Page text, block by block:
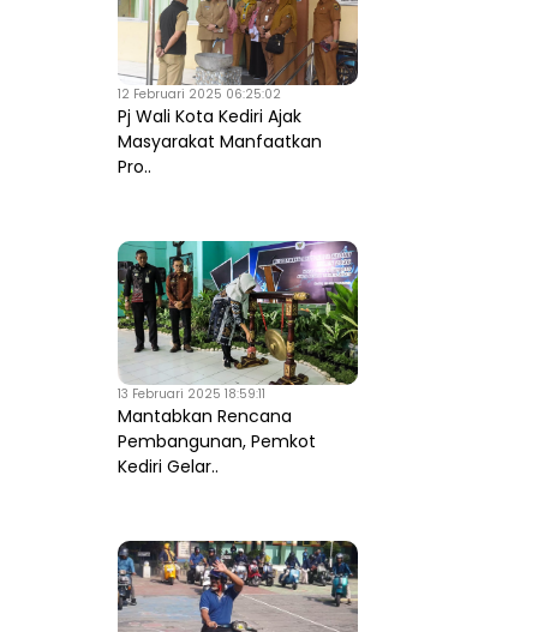
12 Februari 2025 06:25:02
Pj Wali Kota Kediri Ajak
Masyarakat Manfaatkan
Pro..
13 Februari 2025 18:59:11
Mantabkan Rencana
Pembangunan, Pemkot
Kediri Gelar..